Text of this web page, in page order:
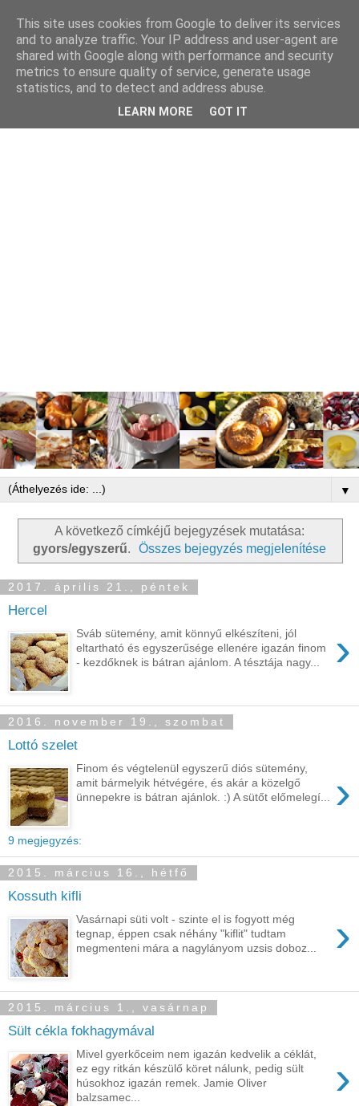
▼
A következő címkéjű bejegyzések mutatása:
gyors/egyszerű. Összes bejegyzés megjelenítése
2017. április 21., péntek
Hercel
›
Sváb sütemény, amit könnyű elkészíteni, jól
eltartható és egyszerűsége ellenére igazán finom
- kezdőknek is bátran ajánlom. A tésztája nagy...
2016. november 19., szombat
Lottó szelet
›
Finom és végtelenül egyszerű diós sütemény,
amit bármelyik hétvégére, és akár a közelgő
ünnepekre is bátran ajánlok. :) A sütőt előmelegí...
9 megjegyzés:
2015. március 16., hétfő
Kossuth kifli
›
Vasárnapi süti volt - szinte el is fogyott még
tegnap, éppen csak néhány "kiflit" tudtam
megmenteni mára a nagylányom uzsis doboz...
2015. március 1., vasárnap
Sült cékla fokhagymával
›
Mivel gyerkőceim nem igazán kedvelik a céklát,
ez egy ritkán készülő köret nálunk, pedig sült
húsokhoz igazán remek. Jamie Oliver
balzsamec...
This site uses cookies from Google to deliver its services
and to analyze traffic. Your IP address and user-agent are
shared with Google along with performance and security
metrics to ensure quality of service, generate usage
statistics, and to detect and address abuse.
LEARN MORE GOT IT